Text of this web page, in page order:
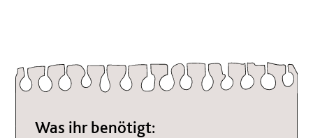
Was ihr benötigt: